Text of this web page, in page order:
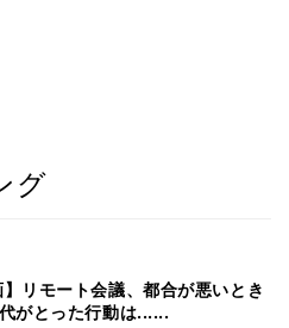
グ
】リモート会議、都合が悪いとき
がとった行動は......